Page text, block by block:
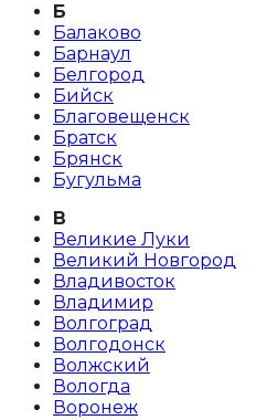
Б
Балаково
Барнаул
Белгород
Бийск
Благовещенск
Братск
Брянск
Бугульма
В
Великие Луки
Великий Новгород
Владивосток
Владимир
Волгоград
Волгодонск
Волжский
Вологда
Воронеж